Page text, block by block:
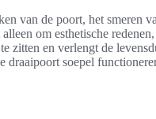
van de poort, het smeren
om esthetische
zitten en verlengt de
draaipoort soepel